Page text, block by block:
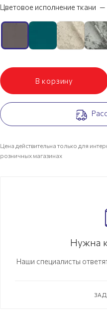
Цветовое исполнение ткани —
В корзину
Цена действительна только для
розничных магазинах
Нужна
Наши специалисты